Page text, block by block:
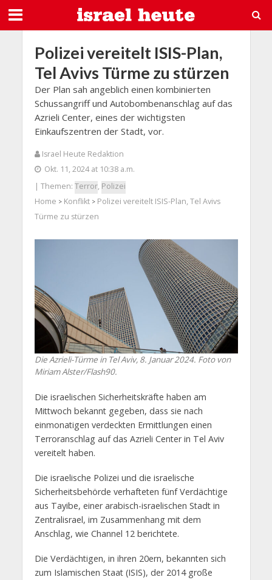
Polizei vereitelt ISIS-Plan,
Tel Avivs Türme zu stürzen
Der Plan sah angeblich einen kombinierten
Schussangriff und Autobombenanschlag auf das
Azrieli Center, eines der wichtigsten
Einkaufszentren der Stadt, vor.
Israel Heute Redaktion
Okt. 11, 2024 at 10:38 a.m.
| Themen: Terror, Polizei
Home > Konflikt> Polizei vereitelt ISIS-Plan, Tel Avivs
Türme zu stürzen
Die Azrieli-Türme in Tel Aviv, 8. Januar 2024. Foto von
Miriam Alster/Flash90.
Die israelischen Sicherheitskräfte haben am
Mittwoch bekannt gegeben, dass sie nach
einmonatigen verdeckten Ermittlungen einen
Terroranschlag auf das Azrieli Center in Tel Aviv
vereitelt haben.
Die israelische Polizei und die israelische
Sicherheitsbehörde verhafteten fünf Verdächtige
aus Tayibe, einer arabisch-israelischen Stadt in
Zentralisrael, im Zusammenhang mit dem
Anschlag, wie Channel 12 berichtete.
Die Verdächtigen, in ihren 20ern, bekannten sich
zum Islamischen Staat (ISIS), der 2014 große